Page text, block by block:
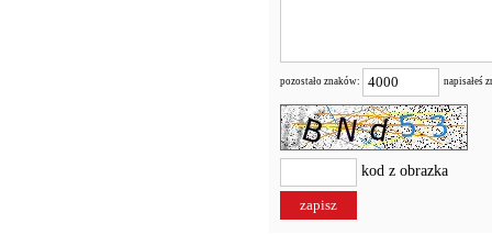
pozostało znaków: napisałeś
kod z obrazka